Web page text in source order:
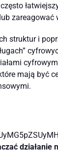
zareagować
struktur i
mają być
działanie